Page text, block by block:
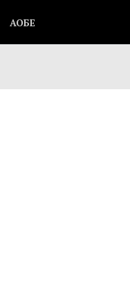
АОБЕ